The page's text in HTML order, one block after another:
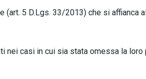
(art. 5 D.Lgs. 33/2013) che si affianca
nei casi in cui sia stata omessa la loro